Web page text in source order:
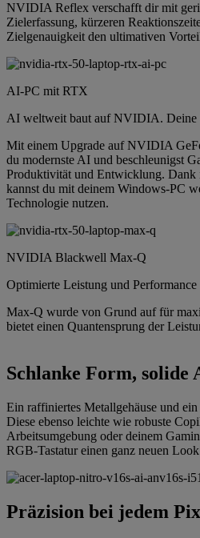
NVIDIA Reflex verschafft dir mit
Zielerfassung, kürzeren
Zielgenauigkeit den ultimativen
AI-PC mit RTX
AI weltweit baut auf NVIDIA. Deine
Mit einem Upgrade auf NVIDIA
du modernste AI und beschleunigst
Produktivität und Entwicklung. Dank
kannst du mit deinem Windows-PC
Technologie nutzen.
NVIDIA Blackwell Max-Q
Optimierte Leistung und Performance
Max-Q wurde von Grund auf für
bietet einen Quantensprung der
Schlanke Form, solide
Ein raffiniertes Metallgehäuse und
Diese ebenso leichte wie robuste
Arbeitsumgebung oder deinem
RGB-Tastatur einen ganz neuen
Präzision bei jedem